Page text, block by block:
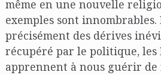
même en une nouvelle
exemples sont
précisément des dérives
récupéré par le politique, les
apprennent à nous guérir de